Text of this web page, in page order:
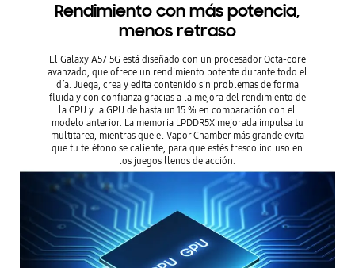
Rendimiento con más potencia,
menos retraso
El Galaxy A57 5G está diseñado con un procesador Octa-core
avanzado, que ofrece un rendimiento potente durante todo el
día. Juega, crea y edita contenido sin problemas de forma
fluida y con confianza gracias a la mejora del rendimiento de
la CPU y la GPU de hasta un 15 % en comparación con el
modelo anterior. La memoria LPDDR5X mejorada impulsa tu
multitarea, mientras que el Vapor Chamber más grande evita
que tu teléfono se caliente, para que estés fresco incluso en
los juegos llenos de acción.